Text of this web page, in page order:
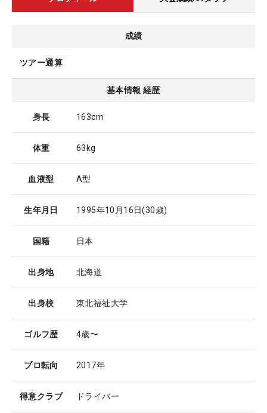
成績
ツアー通算
基本情報 経歴
身長 163cm
体重 63kg
血液型 A型
生年月日 1995年10月16日(30歳)
国籍 日本
出身地 北海道
出身校 東北福祉大学
ゴルフ歴 4歳〜
プロ転向 2017年
得意クラブ ドライバー